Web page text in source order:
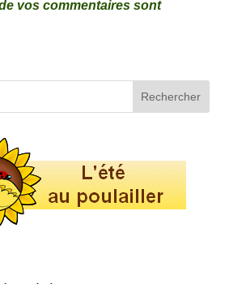
vos commentaires sont